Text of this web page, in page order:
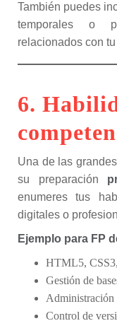
También puedes
temporales o
relacionados con
6.
Una de las
su preparación
enumeres tus
digitales o
Ejemplo para FP
HTML5,
Gestión de
Administración
Control de